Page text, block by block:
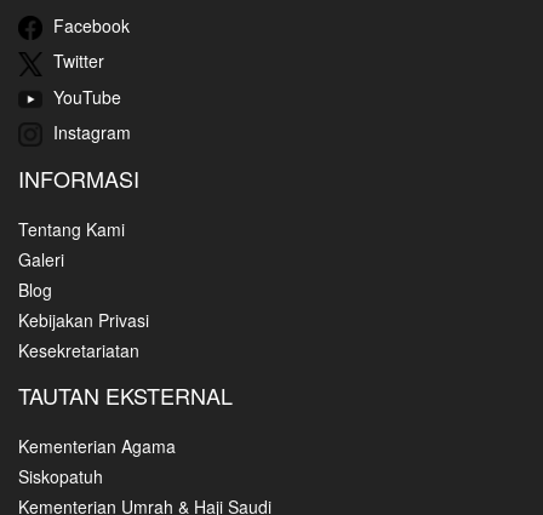
Facebook
Twitter
YouTube
Instagram
INFORMASI
Tentang Kami
Galeri
Blog
Kebijakan Privasi
Kesekretariatan
TAUTAN EKSTERNAL
Kementerian Agama
Siskopatuh
Kementerian Umrah & Haji Saudi